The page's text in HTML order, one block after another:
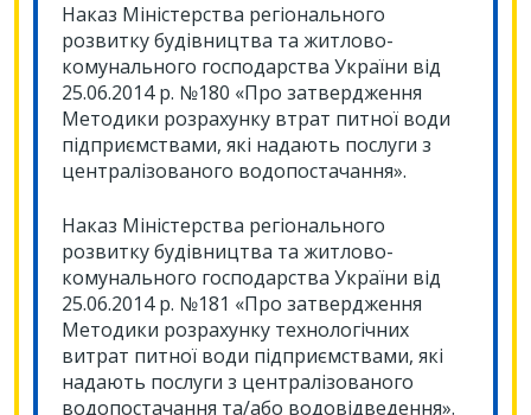
Наказ Міністерства регіонального
розвитку будівництва та житлово-
комунального господарства України від
25.06.2014 р. №180 «Про затвердження
Методики розрахунку втрат питної води
підприємствами, які надають послуги з
централізованого водопостачання».
Наказ Міністерства регіонального
розвитку будівництва та житлово-
комунального господарства України від
25.06.2014 р. №181 «Про затвердження
Методики розрахунку технологічних
витрат питної води підприємствами, які
надають послуги з централізованого
водопостачання та/або водовідведення».